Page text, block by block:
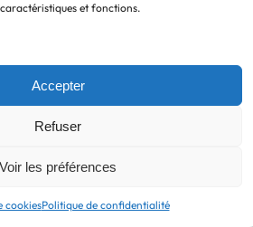
et fonctions.
Accepter
Refuser
Voir les préférences
cookiesPolitique de confidentialité
ne sera pas publiée.
sont indiqués avec